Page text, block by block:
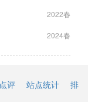
2022春
2024春
评 站点统计
排